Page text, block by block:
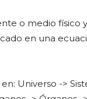
o medio físico
en una
Universo ->